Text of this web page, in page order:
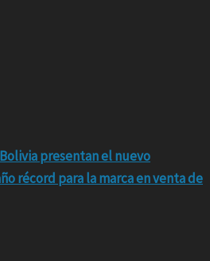
presentan el nuevo
récord para la marca en venta de